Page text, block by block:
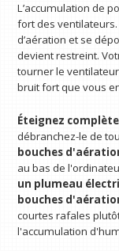
L’accumulation de
fort des
d’aération et se
devient restreint.
tourner le
bruit fort que vous
Éteignez
débranchez-le de
bouches
au bas de
un plumeau
bouches
courtes rafales
l'accumulation